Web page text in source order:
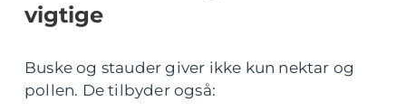
vigtige
Buske og stauder giver ikke kun nektar og
pollen. De tilbyder også: